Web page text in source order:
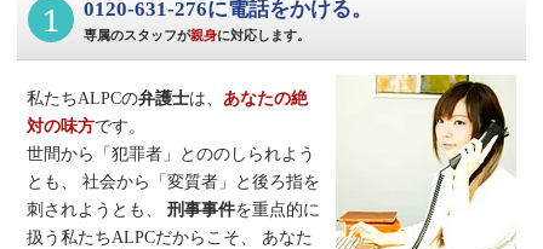
1 0120-631-276に電話をかける。
専属のスタッフが親身に対応します。
私たちALPCの弁護士は、あなたの絶
対の味方です。
世間から「犯罪者」とののしられよう
とも、
社会から「変質者」と後ろ指を
刺されようとも、
刑事事件を重点的に
扱う私たちALPCだからこそ、
あなた